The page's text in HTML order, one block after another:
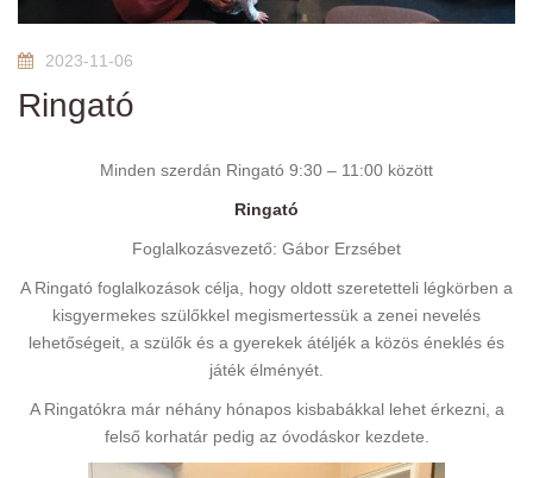
2023-11-06
Ringató
Minden szerdán Ringató 9:30 – 11:00 között
Ringató
Foglalkozásvezető: Gábor Erzsébet
A Ringató foglalkozások célja, hogy oldott szeretetteli légkörben a
kisgyermekes szülőkkel megismertessük a zenei nevelés
lehetőségeit, a szülők és a gyerekek átéljék a közös éneklés és
játék élményét.
A Ringatókra már néhány hónapos kisbabákkal lehet érkezni, a
felső korhatár pedig az óvodáskor kezdete.